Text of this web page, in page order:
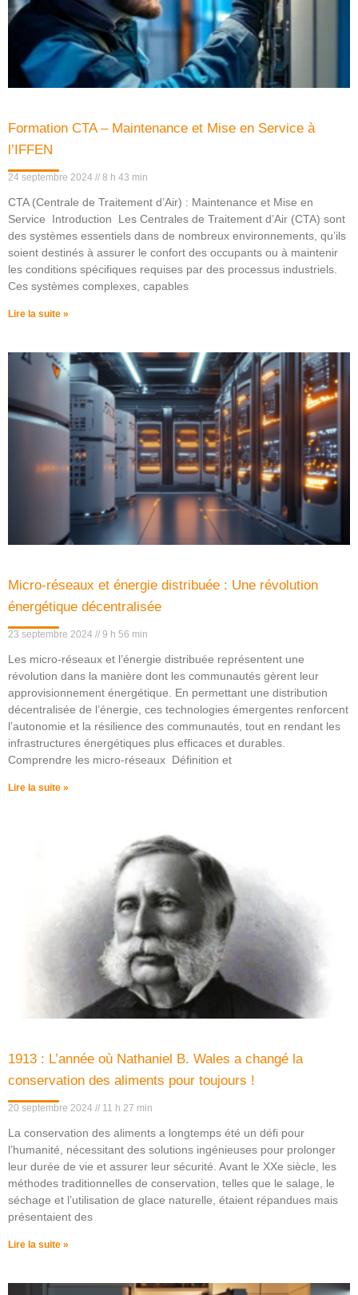
Formation CTA – Maintenance et Mise en Service à
l’IFFEN
24 septembre 2024 8 h 43 min
CTA (Centrale de Traitement d’Air) : Maintenance et Mise en
Service Introduction Les Centrales de Traitement d’Air (CTA) sont
des systèmes essentiels dans de nombreux environnements, qu’ils
soient destinés à assurer le confort des occupants ou à maintenir
les conditions spécifiques requises par des processus industriels.
Ces systèmes complexes, capables
Lire la suite »
Micro-réseaux et énergie distribuée : Une révolution
énergétique décentralisée
23 septembre 2024 9 h 56 min
Les micro-réseaux et l’énergie distribuée représentent une
révolution dans la manière dont les communautés gèrent leur
approvisionnement énergétique. En permettant une distribution
décentralisée de l’énergie, ces technologies émergentes renforcent
l’autonomie et la résilience des communautés, tout en rendant les
infrastructures énergétiques plus efficaces et durables.
Comprendre les micro-réseaux Définition et
Lire la suite »
1913 : L’année où Nathaniel B. Wales a changé la
conservation des aliments pour toujours !
20 septembre 2024 11 h 27 min
La conservation des aliments a longtemps été un défi pour
l’humanité, nécessitant des solutions ingénieuses pour prolonger
leur durée de vie et assurer leur sécurité. Avant le XXe siècle, les
méthodes traditionnelles de conservation, telles que le salage, le
séchage et l’utilisation de glace naturelle, étaient répandues mais
présentaient des
Lire la suite »